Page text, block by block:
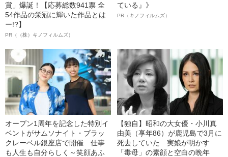
賞」爆誕！【応募総数941票 全
54作品の栄冠に輝いた作品とは
ー!?】
PR（（株）キノフィルムズ）
ている』》
PR（キノフィルムズ）
オープン1周年を記念した特別イ
ベントがサムソナイト・ブラッ
クレーベル銀座店で開催 仕事
も人生も自分らしく～笑顔あふ
【独自】昭和の大女優・小川真
由美（享年86）が鹿児島で3月に
死去していた 実娘が明かす
「毒母」の素顔と空白の晩年